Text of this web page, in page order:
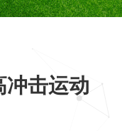
冲击运动